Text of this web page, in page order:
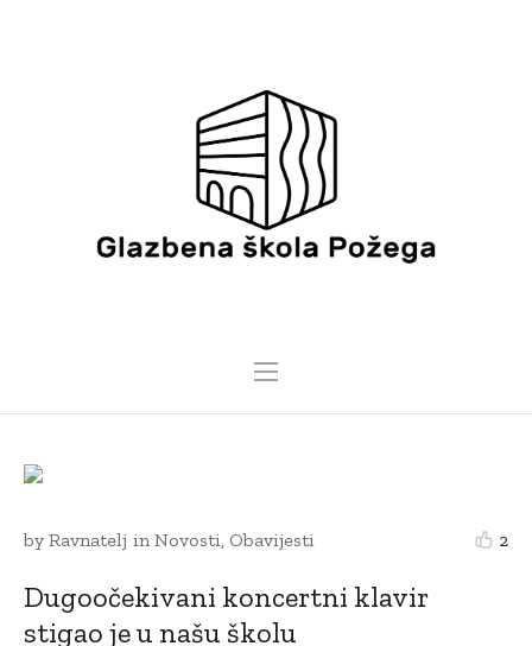
20 PROSINCA, 2019
2
by Ravnatelj in Novosti Obavijesti
Dugoočekivani koncertni klavir
stigao je u našu školu